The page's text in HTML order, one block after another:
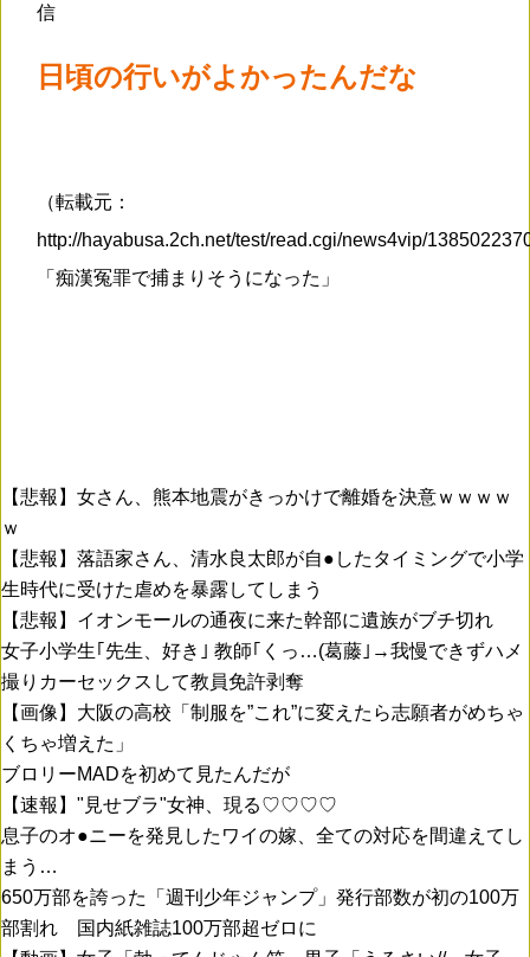
信
日頃の行いがよかったんだな
（転載元：
http://hayabusa.2ch.net/test/read.cgi/news4vip/
「痴漢冤罪で捕まりそうになった」
【悲報】女さん、熊本地震がきっかけで離婚を決意ｗｗｗｗ
ｗ
【悲報】落語家さん、清水良太郎が自●したタイミングで小学
生時代に受けた虐めを暴露してしまう
【悲報】イオンモールの通夜に来た幹部に遺族がブチ切れ
女子小学生｢先生、好き｣ 教師｢くっ…(葛藤｣→我慢できずハメ
撮りカーセックスして教員免許剥奪
【画像】大阪の高校「制服を”これ”に変えたら志願者がめちゃ
くちゃ増えた」
ブロリーMADを初めて見たんだが
【速報】"見せブラ"女神、現る♡♡♡♡
息子のオ●ニーを発見したワイの嫁、全ての対応を間違えてし
まう…
650万部を誇った「週刊少年ジャンプ」発行部数が初の100万
部割れ 国内紙雑誌100万部超ゼロに